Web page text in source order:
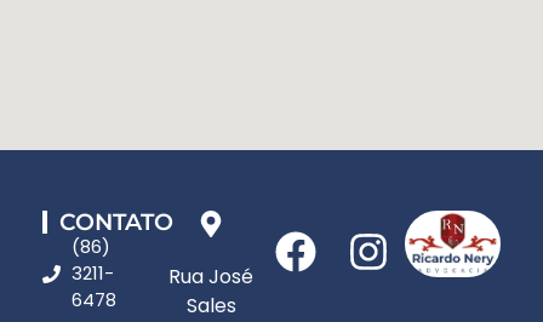
(86)
3211-
6478
CONTATO
Rua José
Sales